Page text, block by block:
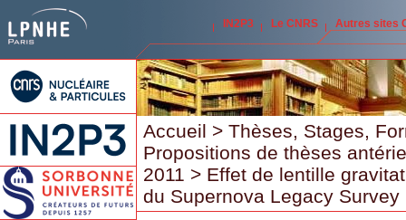
IN2P3 Le CNRS Autres sites
Accueil > Thèses, Stages,
Propositions de thèses
2011 > Effet de lentille
du Supernova Legacy Survey